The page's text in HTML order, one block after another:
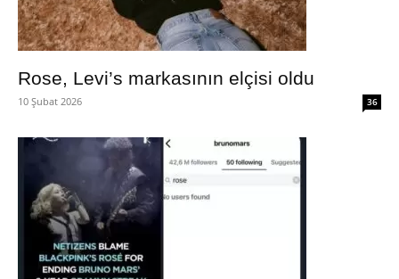
Rose, Levi’s markasının elçisi oldu
10 Şubat 2026 36